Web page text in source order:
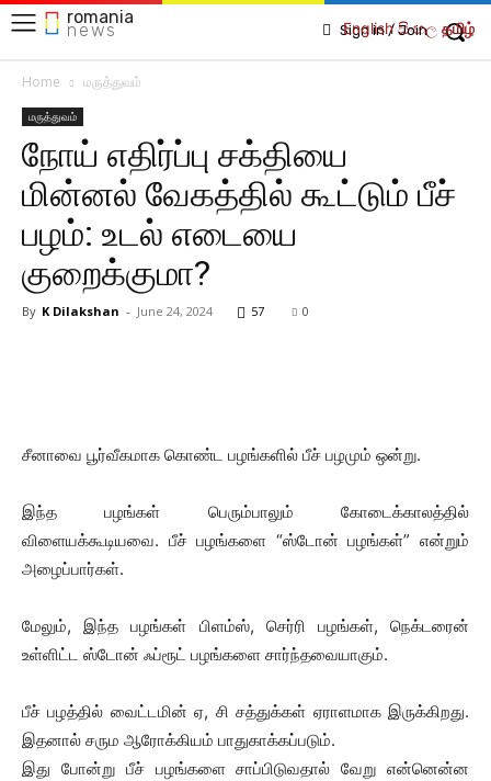
romania
news Sign in / Join
Home மருத்துவம்
மருத்துவம்
நோய் எதிர்ப்பு சக்தியை
மின்னல் வேகத்தில் கூட்டும் பீச்
பழம்: உடல் எடையை
குறைக்குமா?
By K Dilakshan - June 24, 2024 57 0
சீனாவை பூர்வீகமாக கொண்ட பழங்களில் பீச் பழமும் ஒன்று.
இந்த பழங்கள் பெரும்பாலும் கோடைக்காலத்தில்
விளையக்கூடியவை. பீச் பழங்களை “ஸ்டோன் பழங்கள்” என்றும்
அழைப்பார்கள்.
மேலும், இந்த பழங்கள் பிளம்ஸ், செர்ரி பழங்கள், நெக்டரைன்
உள்ளிட்ட ஸ்டோன் ஃப்ரூட் பழங்களை சார்ந்தவையாகும்.
பீச் பழத்தில் வைட்டமின் ஏ, சி சத்துக்கள் ஏராளமாக இருக்கிறது.
இதனால் சரும ஆரோக்கியம் பாதுகாக்கப்படும்.
இது போன்று பீச் பழங்களை சாப்பிடுவதால் வேறு என்னென்ன
English සිංහල தமிழ்